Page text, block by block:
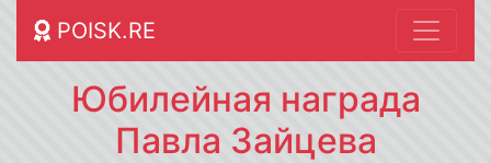
POISK.RE
Юбилейная награда
Павла Зайцева